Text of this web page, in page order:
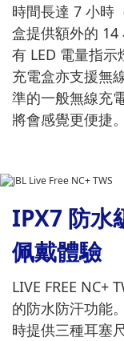
時間長達 7 小時
盒提供額外的
有 LED 電量指示
充電盒亦支援無
準的一般無線充
將會感覺更便捷。
IPX7 防水
佩戴體驗
LIVE FREE NC+
的防水防汗功能
時提供三種耳塞